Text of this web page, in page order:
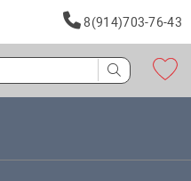
8(914)703-76-43